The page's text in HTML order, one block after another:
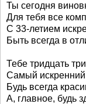
Ты сегодня
Для тебя все
С 33-летием
Быть всегда в
Тебе тридцать
Самый
Будь всегда
А, главное, будь